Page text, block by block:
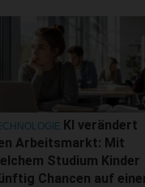
KI verändert
Arbeitsmarkt: Mit
Studium Kinder
Chancen auf